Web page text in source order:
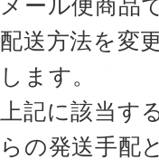
メール便商品
配送方法を変
します。
上記に該当
らの発送手配